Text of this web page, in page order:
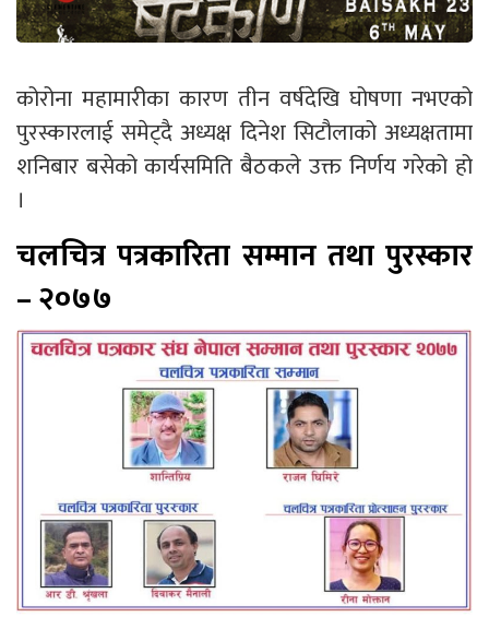
कोरोना महामारीका कारण तीन वर्षदेखि घोषणा नभएको
पुरस्कारलाई समेट्दै अध्यक्ष दिनेश सिटौलाको अध्यक्षतामा
शनिबार बसेको कार्यसमिति बैठकले उक्त निर्णय गरेको हो
।
चलचित्र पत्रकारिता सम्मान तथा पुरस्कार
– २०७७